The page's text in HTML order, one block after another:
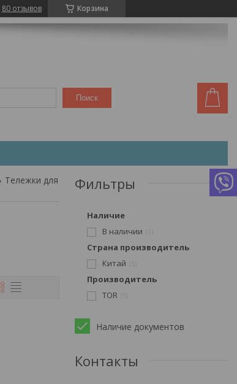
Корзина
80 отзывов
Поиск
Фильтры
Наличие
В наличии
Страна производитель
Китай
Производитель
TOR
Наличие документов
Контакты